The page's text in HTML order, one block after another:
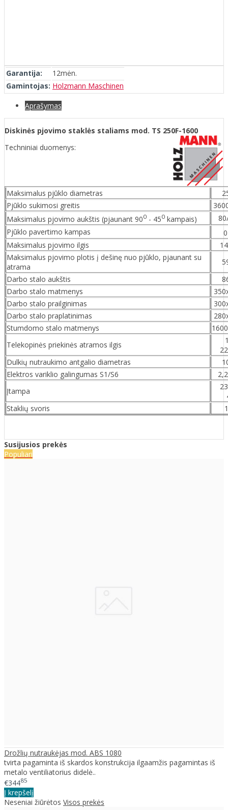
Garantija:
12mėn.
Gamintojas: Holzmann Maschinen
Aprašymas
Diskinės pjovimo staklės staliams mod. TS 250F-1600
Techniniai duomenys:
Maksimalus pjūklo diametras
Pjūklo sukimosi greitis
Maksimalus pjovimo aukštis (pjaunant 900 - 450 kampais)
Pjūklo pavertimo kampas
0
Maksimalus pjovimo ilgis
Maksimalus pjovimo plotis į dešinę nuo pjūklo, pjaunant su
atrama
Darbo stalo aukštis
Darbo stalo matmenys
Darbo stalo prailginimas
Darbo stalo praplatinimas
Stumdomo stalo matmenys
Telekopinės priekinės atramos ilgis
Dulkių nutraukimo antgalio diametras
Elektros variklio galingumas S1/S6
Įtampa
Staklių svoris
Susijusios prekės
Populiari
Drožlių nutraukėjas mod. ABS 1080
tvirta pagaminta iš skardos konstrukcija ilgaamžis pagamintas iš
metalo ventiliatorius didelė..
€34485
Į krepšelį
Neseniai žiūrėtos Visos prekės